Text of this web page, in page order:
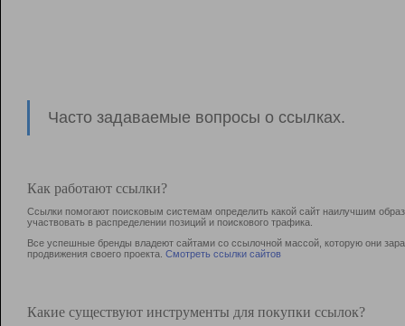
Часто задаваемые вопросы о ссылках.
Как работают ссылки?
Ссылки помогают поисковым системам определить какой сайт наилучшим
участвовать в раcпределении позиций и поискового трафика.
Все успешные бренды владеют сайтами со ссылочной массой, которую они
продвижения своего проекта. Смотреть ссылки сайтов
Какие существуют инструменты для покупки ссылок?